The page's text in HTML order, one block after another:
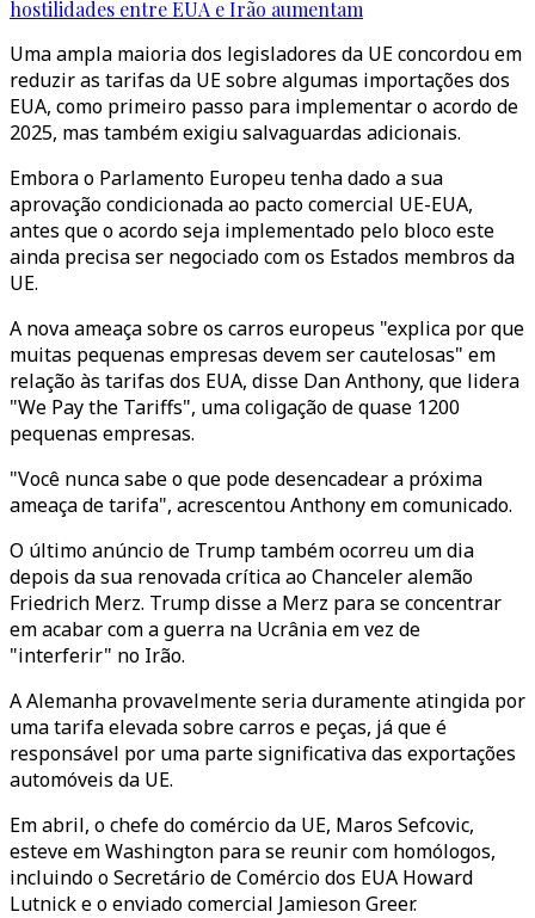
hostilidades entre EUA e Irão aumentam
Uma ampla maioria dos legisladores da UE concordou em
reduzir as tarifas da UE sobre algumas importações dos
EUA, como primeiro passo para implementar o acordo de
2025, mas também exigiu salvaguardas adicionais.
Embora o Parlamento Europeu tenha dado a sua
aprovação condicionada ao pacto comercial UE-EUA,
antes que o acordo seja implementado pelo bloco este
ainda precisa ser negociado com os Estados membros da
UE.
A nova ameaça sobre os carros europeus "explica por que
muitas pequenas empresas devem ser cautelosas" em
relação às tarifas dos EUA, disse Dan Anthony, que lidera
"We Pay the Tariffs", uma coligação de quase 1200
pequenas empresas.
"Você nunca sabe o que pode desencadear a próxima
ameaça de tarifa", acrescentou Anthony em comunicado.
O último anúncio de Trump também ocorreu um dia
depois da sua renovada crítica ao Chanceler alemão
Friedrich Merz. Trump disse a Merz para se concentrar
em acabar com a guerra na Ucrânia em vez de
"interferir" no Irão.
A Alemanha provavelmente seria duramente atingida por
uma tarifa elevada sobre carros e peças, já que é
responsável por uma parte significativa das exportações
automóveis da UE.
Em abril, o chefe do comércio da UE, Maros Sefcovic,
esteve em Washington para se reunir com homólogos,
incluindo o Secretário de Comércio dos EUA Howard
Lutnick e o enviado comercial Jamieson Greer.